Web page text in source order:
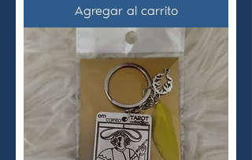
Agregar al carrito